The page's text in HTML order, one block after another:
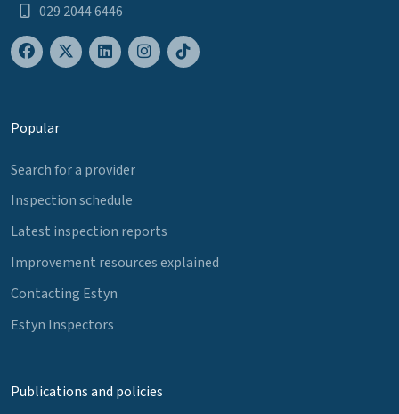
029 2044 6446
Popular
Search for a provider
Inspection schedule
Latest inspection reports
Improvement resources explained
Contacting Estyn
Estyn Inspectors
Publications and policies